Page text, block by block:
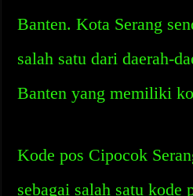
Banten. Kota Serang
salah satu dari daerah-
Banten yang memiliki
Kode pos Cipocok
sebagai salah satu